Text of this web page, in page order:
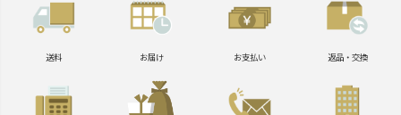
送料 お届け お支払い 返品・交換